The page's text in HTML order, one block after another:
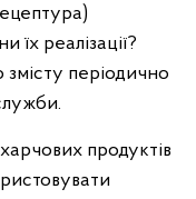
їх реалізації?
змісту періодично
продуктів